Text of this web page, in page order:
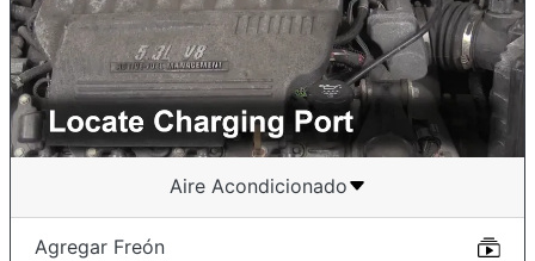
Aire Acondicionado
Agregar Freón